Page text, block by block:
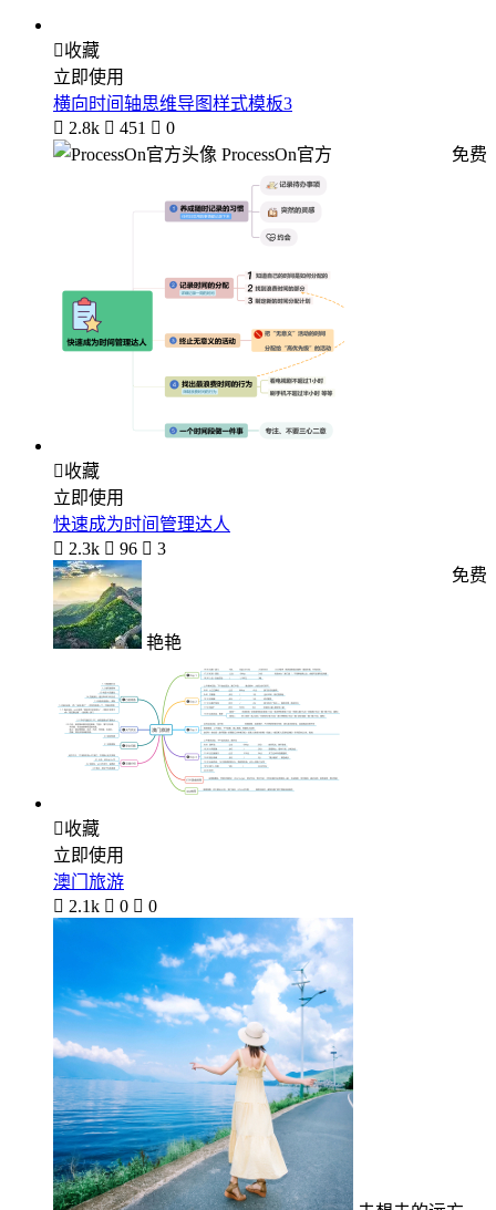
收藏
立即使用
横向时间轴思维导图样式模板3
 2.8k  451  0
ProcessOn官方
免费
收藏
立即使用
快速成为时间管理达人
 2.3k  96  3
艳艳
免费
收藏
立即使用
澳门旅游
 2.1k  0  0